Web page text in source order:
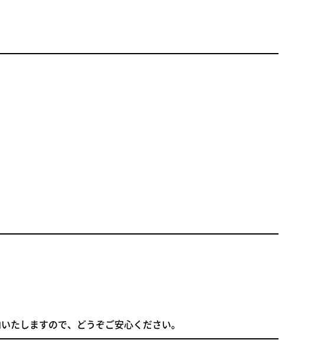
たしますので、どうぞご安心ください。